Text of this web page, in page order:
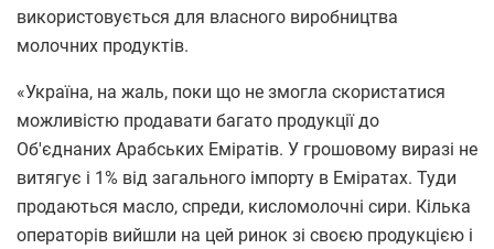
використовується для власного виробництва
молочних продуктів.
«Україна, на жаль, поки що не змогла скористатися
можливістю продавати багато продукції до
Об'єднаних Арабських Еміратів. У грошовому виразі не
витягує і 1% від загального імпорту в Еміратах. Туди
продаються масло, спреди, кисломолочні сири. Кілька
операторів вийшли на цей ринок зі своєю продукцією і